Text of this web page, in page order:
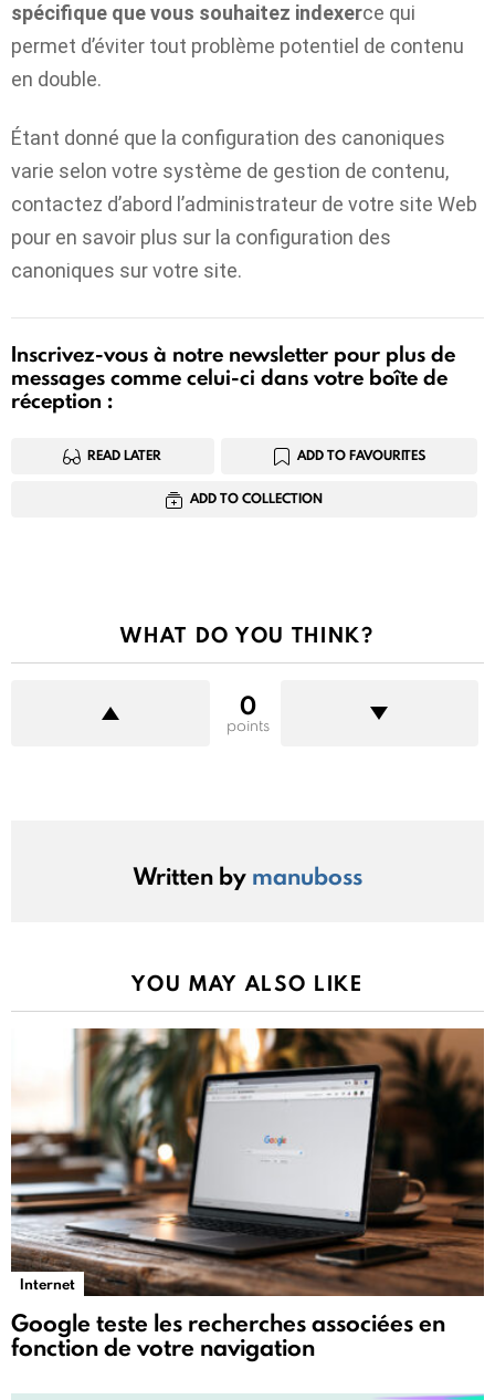
spécifique que vous souhaitez indexerce qui
permet d’éviter tout problème potentiel de contenu
en double.
Étant donné que la configuration des canoniques
varie selon votre système de gestion de contenu,
contactez d’abord l’administrateur de votre site Web
pour en savoir plus sur la configuration des
canoniques sur votre site.
Inscrivez-vous à notre newsletter pour plus de
messages comme celui-ci dans votre boîte de
réception :
READ LATER ADD TO FAVOURITES
ADD TO COLLECTION
WHAT DO YOU THINK?
0
points
Written by manuboss
YOU MAY ALSO LIKE
Internet
Google teste les recherches associées en
fonction de votre navigation